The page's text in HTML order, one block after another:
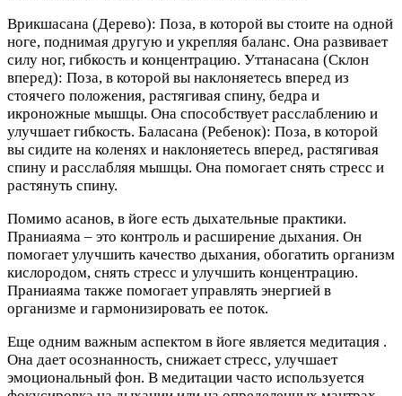
Врикшасана (Дерево): Поза, в которой вы стоите на одной
ноге, поднимая другую и укрепляя баланс. Она развивает
силу ног, гибкость и концентрацию. Уттанасана (Склон
вперед): Поза, в которой вы наклоняетесь вперед из
стоячего положения, растягивая спину, бедра и
икроножные мышцы. Она способствует расслаблению и
улучшает гибкость. Баласана (Ребенок): Поза, в которой
вы сидите на коленях и наклоняетесь вперед, растягивая
спину и расслабляя мышцы. Она помогает снять стресс и
растянуть спину.
Помимо асанов, в йоге есть дыхательные практики.
Праниаяма – это контроль и расширение дыхания. Он
помогает улучшить качество дыхания, обогатить организм
кислородом, снять стресс и улучшить концентрацию.
Праниаяма также помогает управлять энергией в
организме и гармонизировать ее поток.
Еще одним важным аспектом в йоге является медитация .
Она дает осознанность, снижает стресс, улучшает
эмоциональный фон. В медитации часто используется